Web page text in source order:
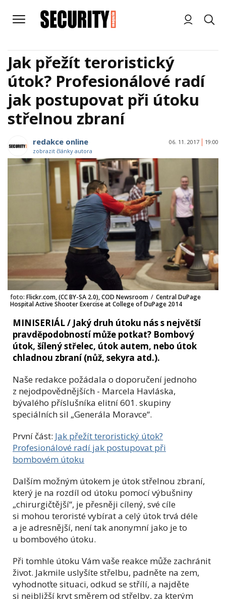
Jak přežít teroristický
útok? Profesionálové radí
jak postupovat při útoku
střelnou zbraní
redakce online
zobrazit články autora
06. 11. 2017 19:00
foto: Flickr.com, (CC BY-SA 2.0), COD Newsroom / Central DuPage
Hospital Active Shooter Exercise at College of DuPage 2014
MINISERIÁL / Jaký druh útoku nás s největší
pravděpodobností může potkat? Bombový
útok, šílený střelec, útok autem, nebo útok
chladnou zbraní (nůž, sekyra atd.).
Naše redakce požádala o doporučení jednoho
z nejodpovědnějších - Marcela Havláska,
bývalého příslušníka elitní 601. skupiny
speciálních sil „Generála Moravce“.
První část: Jak přežít teroristický útok?
Profesionálové radí jak postupovat při
bombovém útoku
Dalším možným útokem je útok střelnou zbraní,
který je na rozdíl od útoku pomocí výbušniny
„chirurgičtější“, je přesněji cílený, své cíle
si mohou teroristé vybírat a celý útok trvá déle
a je adresnější, není tak anonymní jako je to
u bombového útoku.
Při tomhle útoku Vám vaše reakce může zachránit
život. Jakmile uslyšíte střelbu, padněte na zem,
vyhodnoťte situaci, odkud se střílí, a najděte
si nejbližší kryt směrem od střelby, za kterým